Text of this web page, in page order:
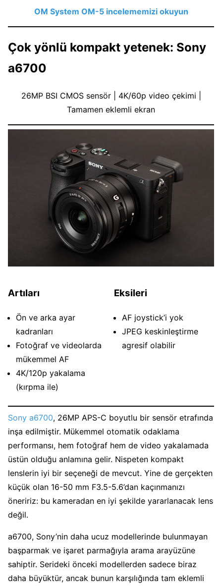
OM System OM-5 incelememizi okuyun
Çok yönlü kompakt yetenek: Sony
a6700
26MP BSI CMOS sensör | 4K/60p video çekimi |
Tamamen eklemli ekran
Artıları
Ön ve arka ayar
kadranları
Fotoğraf ve videolarda
mükemmel AF
4K/120p yakalama
(kırpma ile)
Eksileri
AF joystick’i yok
JPEG keskinleştirme
agresif olabilir
Sony a6700, 26MP APS-C boyutlu bir sensör etrafında
inşa edilmiştir. Mükemmel otomatik odaklama
performansı, hem fotoğraf hem de video yakalamada
üstün olduğu anlamına gelir. Nispeten kompakt
lenslerin iyi bir seçeneği de mevcut. Yine de gerçekten
küçük olan 16-50 mm F3.5-5.6’dan kaçınmanızı
öneririz: bu kameradan en iyi şekilde yararlanacak lens
değil.
a6700, Sony’nin daha ucuz modellerinde bulunmayan
başparmak ve işaret parmağıyla arama arayüzüne
sahiptir. Serideki önceki modellerden sadece biraz
daha büyüktür, ancak bunun karşılığında tam eklemli